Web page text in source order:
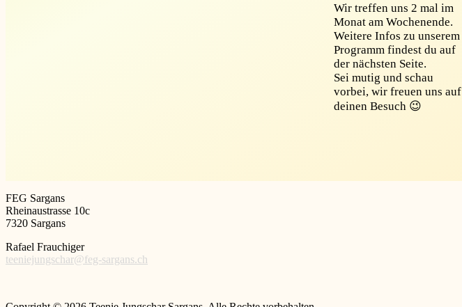
Wir treffen uns 2 mal im
Monat am Wochenende.
Weitere Infos zu unserem
Programm findest du auf
der nächsten Seite.
Sei mutig und schau
vorbei, wir freuen uns auf
deinen Besuch 😉
FEG Sargans
Rheinaustrasse 10c
7320 Sargans
Rafael Frauchiger
teeniejungschar@feg-sargans.ch